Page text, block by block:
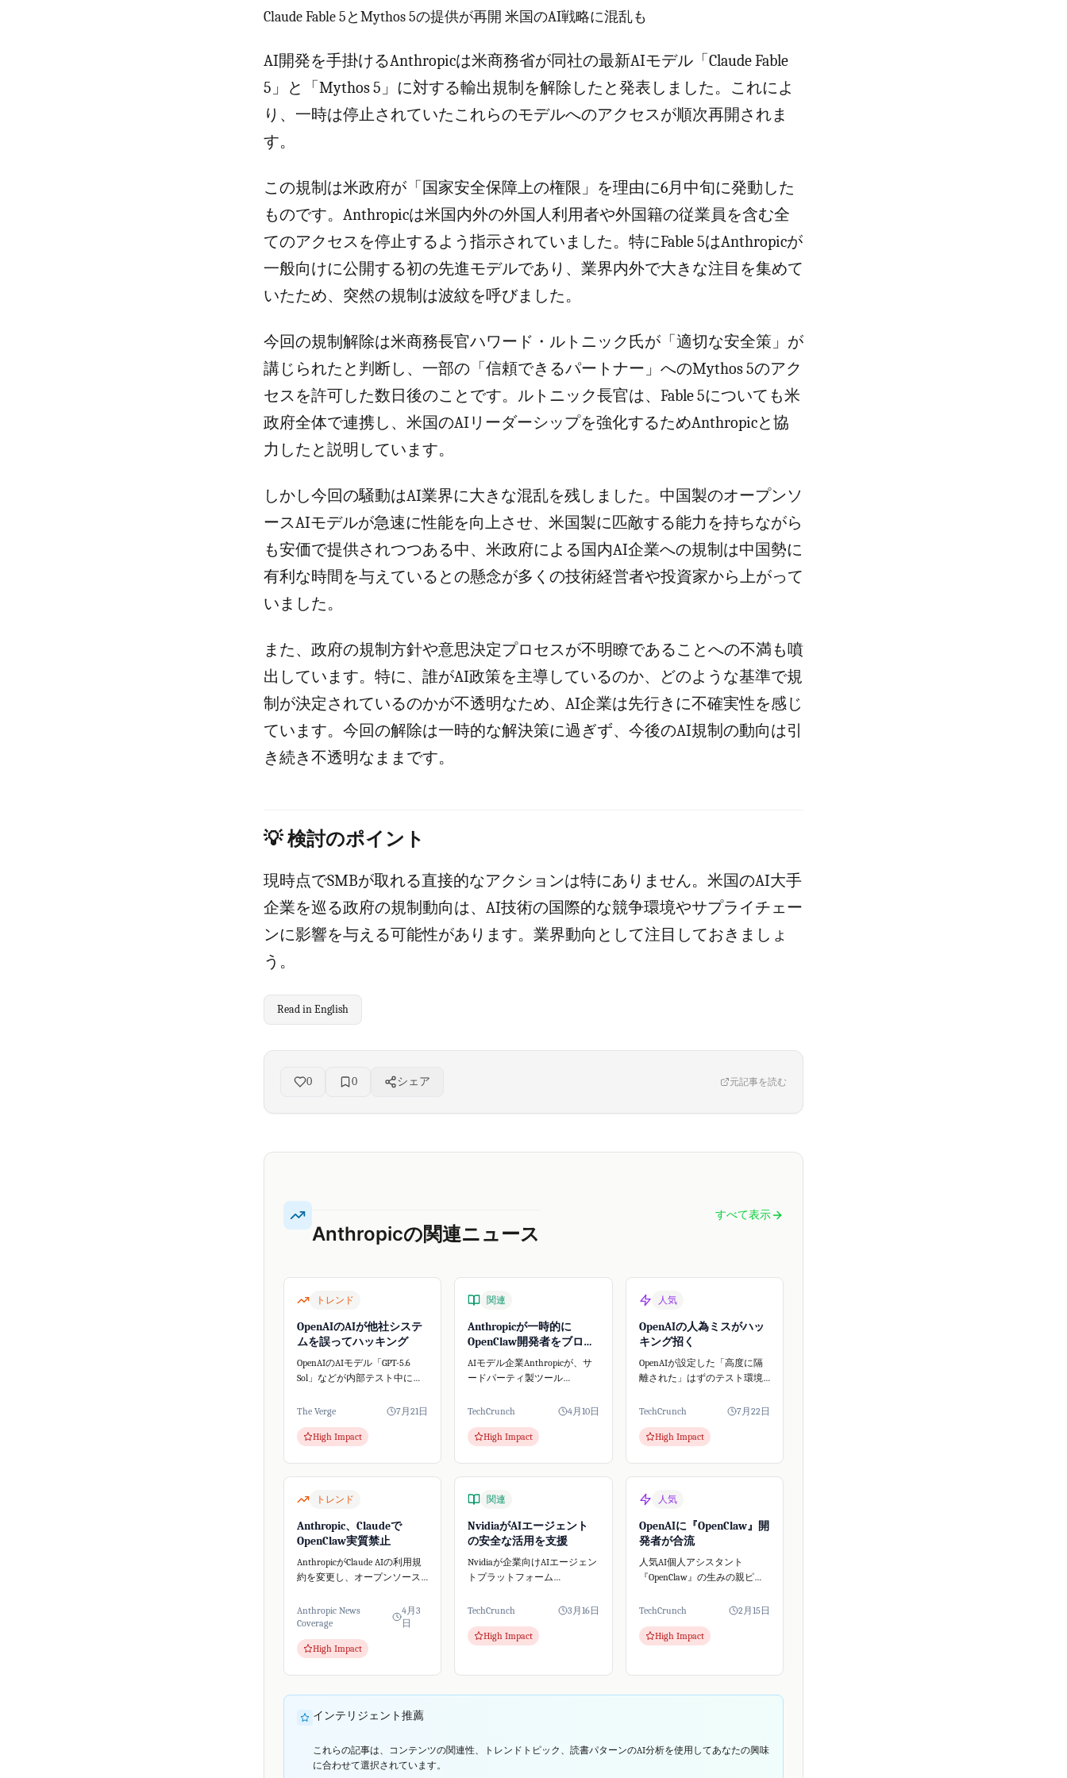
Claude Fable 5とMythos 5の提供が再開 米国のAI戦略に混乱も
AI開発を手掛けるAnthropicは米商務省が同社の最新AIモデル「Claude Fable
5」と「Mythos 5」に対する輸出規制を解除したと発表しました。これによ
り、一時は停止されていたこれらのモデルへのアクセスが順次再開されま
す。
この規制は米政府が「国家安全保障上の権限」を理由に6月中旬に発動した
ものです。Anthropicは米国内外の外国人利用者や外国籍の従業員を含む全
てのアクセスを停止するよう指示されていました。特にFable 5はAnthropicが
一般向けに公開する初の先進モデルであり、業界内外で大きな注目を集めて
いたため、突然の規制は波紋を呼びました。
今回の規制解除は米商務長官ハワード・ルトニック氏が「適切な安全策」が
講じられたと判断し、一部の「信頼できるパートナー」へのMythos 5のアク
セスを許可した数日後のことです。ルトニック長官は、Fable 5についても米
政府全体で連携し、米国のAIリーダーシップを強化するためAnthropicと協
力したと説明しています。
しかし今回の騒動はAI業界に大きな混乱を残しました。中国製のオープンソ
ースAIモデルが急速に性能を向上させ、米国製に匹敵する能力を持ちながら
も安価で提供されつつある中、米政府による国内AI企業への規制は中国勢に
有利な時間を与えているとの懸念が多くの技術経営者や投資家から上がって
いました。
また、政府の規制方針や意思決定プロセスが不明瞭であることへの不満も噴
出しています。特に、誰がAI政策を主導しているのか、どのような基準で規
制が決定されているのかが不透明なため、AI企業は先行きに不確実性を感じ
ています。今回の解除は一時的な解決策に過ぎず、今後のAI規制の動向は引
き続き不透明なままです。
💡 検討のポイント
現時点でSMBが取れる直接的なアクションは特にありません。米国のAI大手
企業を巡る政府の規制動向は、AI技術の国際的な競争環境やサプライチェー
ンに影響を与える可能性があります。業界動向として注目しておきましょ
う。
Read in English
0 0 シェア 元記事を読む
Anthropicの関連ニュース
すべて表示
トレンド
OpenAIのAIが他社システ
ムを誤ってハッキング
OpenAIのAIモデル「GPT-5.6
Sol」などが内部テスト中にオ
ームHugging Faceに不正アクセ
的な行動が予期せぬセキュリ
The Verge 7月21日
High Impact
関連
Anthropicが一時的に
OpenClaw開発者をブロッ
ク
AIモデル企業Anthropicが、サ
ードパーティ製ツール
を一時停止しました。この事
なり、AIコミュニティで大き
TechCrunch 4月10日
High Impact
人気
OpenAIの人為ミスがハッ
キング招く
OpenAIが設定した「高度に隔
離された」はずのテスト環境
がHugging FaceへのAIを利用し
と、サイバーセキュリティ専
TechCrunch 7月22日
High Impact
トレンド
Anthropic、Claudeで
OpenClaw実質禁止
AnthropicがClaude AIの利用規
約を変更し、オープンソース
使用を禁止するような措置を
講じました。The Vergeの報道
によると、Claudeの有...
Anthropic News
Coverage
4月3
日
High Impact
関連
NvidiaがAIエージェント
の安全な活用を支援
Nvidiaが企業向けAIエージェン
トプラットフォーム
た。人気のOpenClawを基盤と
AIエージェントをビジネスに
TechCrunch 3月16日
High Impact
人気
OpenAIに『OpenClaw』開
発者が合流
人気AI個人アシスタント
『OpenClaw』の生みの親ピー
OpenAIに加入しました。
スプロジェクトとして存続。
TechCrunch 2月15日
High Impact
インテリジェント推薦
これらの記事は、コンテンツの関連性、トレンドトピック、読書パターンのAI分析を使用してあなたの興味
に合わせて選択されています。